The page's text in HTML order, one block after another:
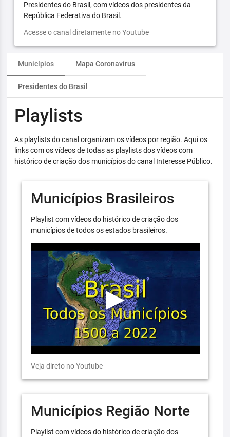
Presidentes do Brasil, com vídeos dos presidentes da
República Federativa do Brasil.
Acesse o canal diretamente no Youtube
Municípios Mapa Coronavírus
Presidentes do Brasil
Playlists
As playlists do canal organizam os vídeos por região. Aqui os
links com os vídeos de todas as playlists dos vídeos com
histórico de criação dos municípios do canal Interesse Público.
Municípios Brasileiros
Playlist com vídeos do histórico de criação dos
municípios de todos os estados brasileiros.
Veja direto no Youtube
Municípios Região Norte
Playlist com vídeos do histórico de criação dos